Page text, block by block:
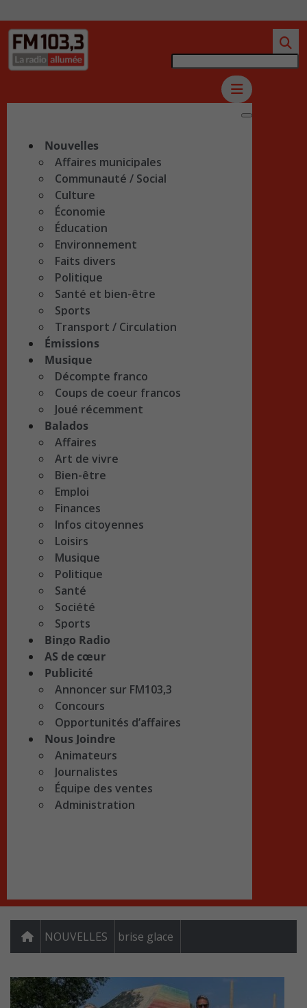
Nouvelles
Affaires municipales
Communauté / Social
Culture
Économie
Éducation
Environnement
Faits divers
Politique
Santé et bien-être
Sports
Transport / Circulation
Émissions
Musique
Décompte franco
Coups de coeur francos
Joué récemment
Balados
Affaires
Art de vivre
Bien-être
Emploi
Finances
Infos citoyennes
Loisirs
Musique
Politique
Santé
Société
Sports
Bingo Radio
AS de cœur
Publicité
Annoncer sur FM103,3
Concours
Opportunités d’affaires
Nous Joindre
Animateurs
Journalistes
Équipe des ventes
Administration
NOUVELLES brise glace